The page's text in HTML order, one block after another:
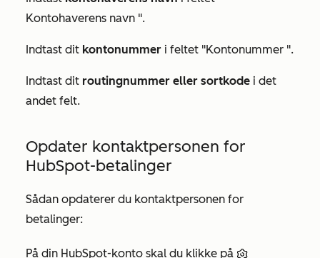
Kontohaverens navn ".
Indtast dit kontonummer i feltet "Kontonummer ".
Indtast dit routingnummer eller sortkode i det
andet felt.
Opdater kontaktpersonen for
HubSpot-betalinger
Sådan opdaterer du kontaktpersonen for
betalinger:
På din HubSpot-konto skal du klikke på